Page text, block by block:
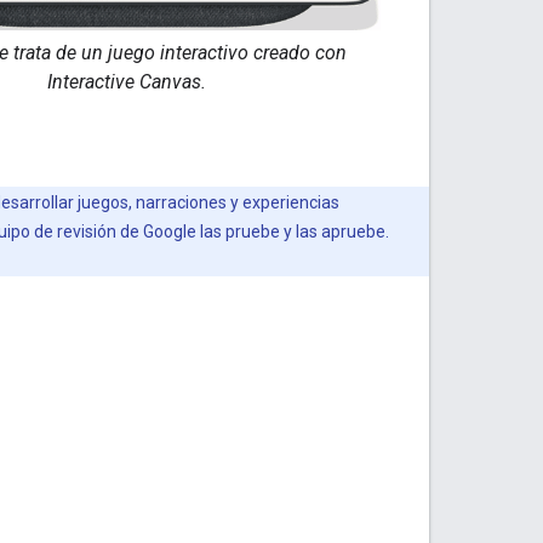
trata de un juego interactivo creado con
Interactive Canvas.
juegos, narraciones y experiencias
de revisión de Google las pruebe y las apruebe.